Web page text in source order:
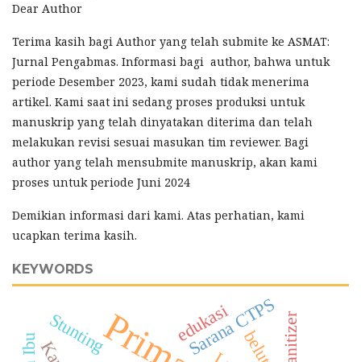
Dear Author
Terima kasih bagi Author yang telah submite ke ASMAT:
Jurnal Pengabmas. Informasi bagi author, bahwa untuk
periode Desember 2023, kami sudah tidak menerima
artikel. Kami saat ini sedang proses produksi untuk
manuskrip yang telah dinyatakan diterima dan telah
melakukan revisi sesuai masukan tim reviewer. Bagi
author yang telah mensubmite manuskrip, akan kami
proses untuk periode Juni 2024
Demikian informasi dari kami. Atas perhatian, kami
ucapkan terima kasih.
KEYWORDS
Stunting Sarana CTPS
belut
edukasi